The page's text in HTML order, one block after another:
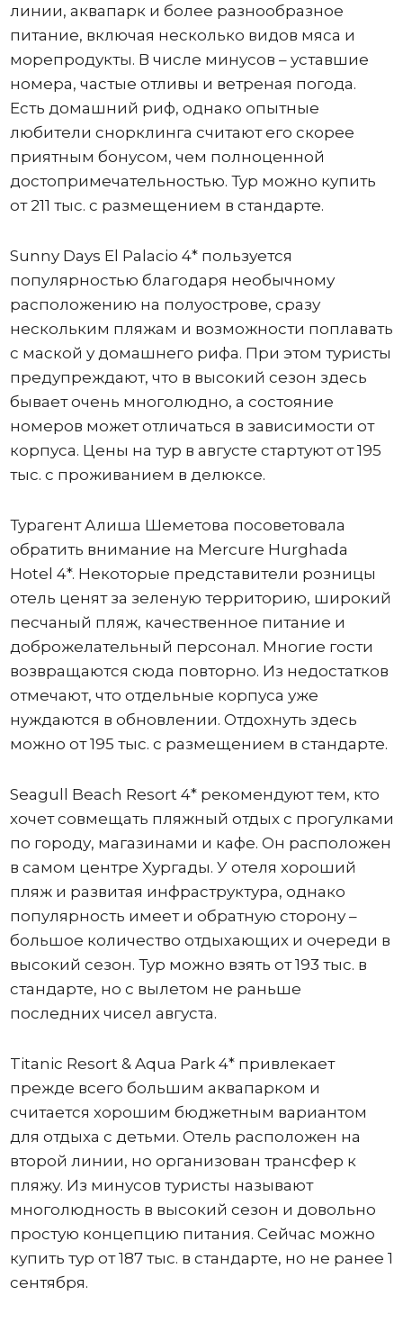
линии, аквапарк и более разнообразное
питание, включая несколько видов мяса и
морепродукты. В числе минусов – уставшие
номера, частые отливы и ветреная погода.
Есть домашний риф, однако опытные
любители снорклинга считают его скорее
приятным бонусом, чем полноценной
достопримечательностью. Тур можно купить
от 211 тыс. с размещением в стандарте.
Sunny Days El Palacio 4* пользуется
популярностью благодаря необычному
расположению на полуострове, сразу
нескольким пляжам и возможности поплавать
с маской у домашнего рифа. При этом туристы
предупреждают, что в высокий сезон здесь
бывает очень многолюдно, а состояние
номеров может отличаться в зависимости от
корпуса. Цены на тур в августе стартуют от 195
тыс. с проживанием в делюксе.
Турагент Алиша Шеметова посоветовала
обратить внимание на Mercure Hurghada
Hotel 4*. Некоторые представители розницы
отель ценят за зеленую территорию, широкий
песчаный пляж, качественное питание и
доброжелательный персонал. Многие гости
возвращаются сюда повторно. Из недостатков
отмечают, что отдельные корпуса уже
нуждаются в обновлении. Отдохнуть здесь
можно от 195 тыс. с размещением в стандарте.
Seagull Beach Resort 4* рекомендуют тем, кто
хочет совмещать пляжный отдых с прогулками
по городу, магазинами и кафе. Он расположен
в самом центре Хургады. У отеля хороший
пляж и развитая инфраструктура, однако
популярность имеет и обратную сторону –
большое количество отдыхающих и очереди в
высокий сезон. Тур можно взять от 193 тыс. в
стандарте, но с вылетом не раньше
последних чисел августа.
Titanic Resort & Aqua Park 4* привлекает
прежде всего большим аквапарком и
считается хорошим бюджетным вариантом
для отдыха с детьми. Отель расположен на
второй линии, но организован трансфер к
пляжу. Из минусов туристы называют
многолюдность в высокий сезон и довольно
простую концепцию питания. Сейчас можно
купить тур от 187 тыс. в стандарте, но не ранее 1
сентября.